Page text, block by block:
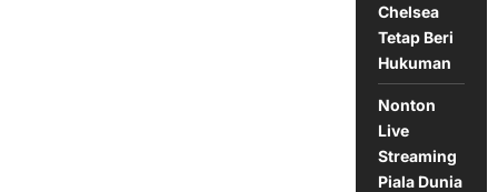
Chelsea
Tetap Beri
Hukuman
Nonton
Live
Streaming
Piala Dunia